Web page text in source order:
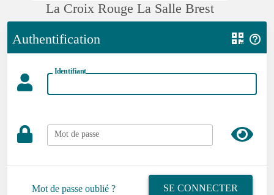
La Croix Rouge La Salle Brest
Authentification
Identifiant
Mot de passe
Mot de passe oublié ? SE CONNECTER